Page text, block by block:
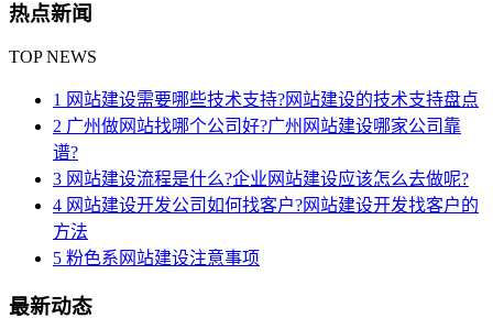
热点新闻
TOP NEWS
1 网站建设需要哪些技术支持?网站建设的技术支持盘点
2 广州做网站找哪个公司好?广州网站建设哪家公司靠
谱?
3 网站建设流程是什么?企业网站建设应该怎么去做呢?
4 网站建设开发公司如何找客户?网站建设开发找客户的
方法
5 粉色系网站建设注意事项
最新动态